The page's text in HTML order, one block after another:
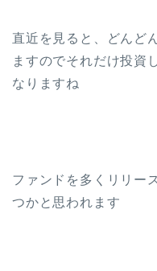
直近を見ると、どんど
ますのでそれだけ投資
なりますね
ファンドを多くリリー
つかと思われます